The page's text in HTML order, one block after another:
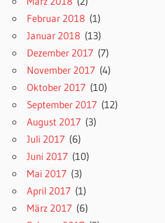
Februar 2018 (1)
Januar 2018 (13)
Dezember 2017 (7)
November 2017 (4)
Oktober 2017 (10)
September 2017 (12)
August 2017 (3)
Juli 2017 (6)
Juni 2017 (10)
Mai 2017 (3)
April 2017 (1)
März 2017 (6)